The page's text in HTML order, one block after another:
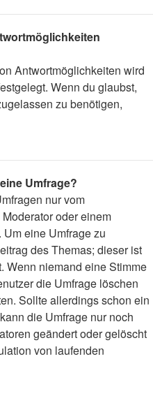
Antwortmöglichkeiten wird
Wenn du glaubst,
zu benötigen,
Umfrage?
nur vom
oder einem
eine Umfrage zu
des Themas; dieser ist
Wenn niemand eine Stimme
die Umfrage löschen
Sollte allerdings schon ein
die Umfrage nur noch
geändert oder gelöscht
von laufenden